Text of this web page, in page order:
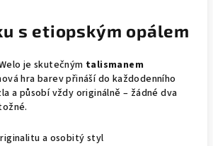
s etiopským opálem
je skutečným talismanem
hra barev přináší do každodenního
a působí vždy originálně – žádné dva
a osobitý styl